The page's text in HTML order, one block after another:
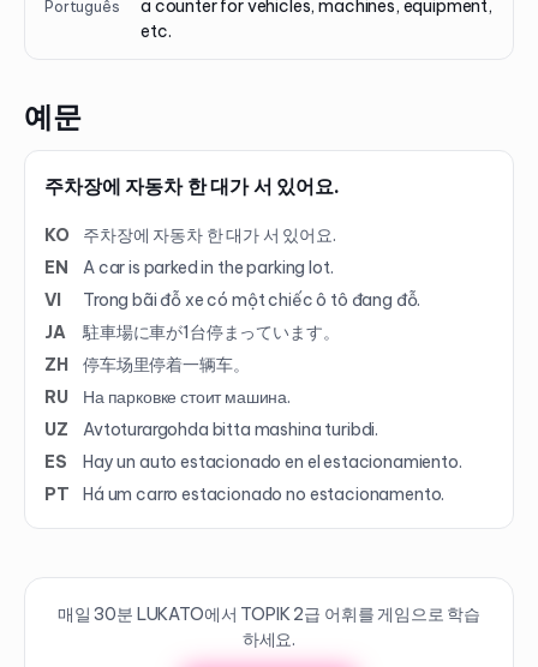
Português
a counter for vehicles, machines, equipment,
etc.
예문
주차장에 자동차 한 대가 서 있어요.
KO
주차장에 자동차 한 대가 서 있어요.
EN
A car is parked in the parking lot.
VI
Trong bãi đỗ xe có một chiếc ô tô đang đỗ.
JA
駐車場に車が1台停まっています。
ZH
停车场里停着一辆车。
RU
На парковке стоит машина.
UZ
Avtoturargohda bitta mashina turibdi.
ES
Hay un auto estacionado en el estacionamiento.
PT
Há um carro estacionado no estacionamento.
매일 30분 LUKATO에서 TOPIK2급 어휘를 게임으로 학습
하세요.